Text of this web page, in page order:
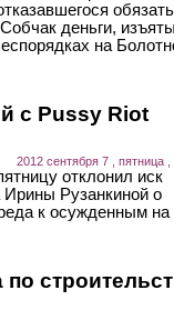
обязать
деньги,
на
с Pussy Riot
2012 сентября 7 , пятница ,
отклонил иск
Рузанкиной о
к осужденным на